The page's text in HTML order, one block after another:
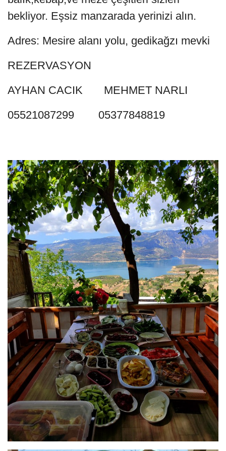
bekliyor. Eşsiz manzarada yerinizi alın.
Adres: Mesire alanı yolu, gedikağzı mevki
REZERVASYON
AYHAN CACIK MEHMET NARLI
05521087299 05377848819